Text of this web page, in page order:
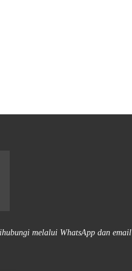
melalui WhatsApp dan email